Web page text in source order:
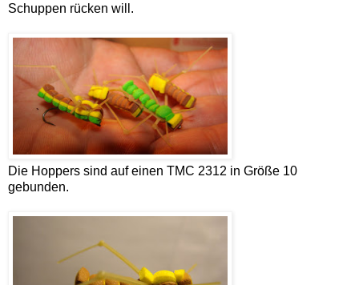
Schuppen rücken will.
Die Hoppers sind auf einen TMC 2312 in Größe 10
gebunden.